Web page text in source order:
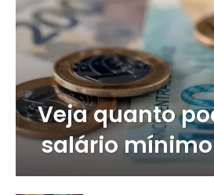
Veja quanto
salário mínimo